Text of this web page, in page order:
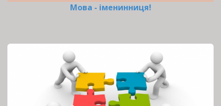
Мова - іменинниця!